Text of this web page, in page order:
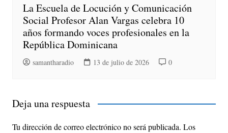
La Escuela de Locución y Comunicación
Social Profesor Alan Vargas celebra 10
años formando voces profesionales en la
República Dominicana
samantharadio 13 de julio de 2026 0
Deja una respuesta
Tu dirección de correo electrónico no será publicada. Los